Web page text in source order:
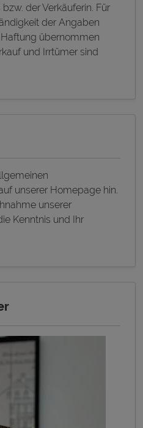
der Verkäuferin. Für
der Angaben
übernommen
und Irrtümer sind
unserer Homepage hin.
unserer
Kenntnis und Ihr